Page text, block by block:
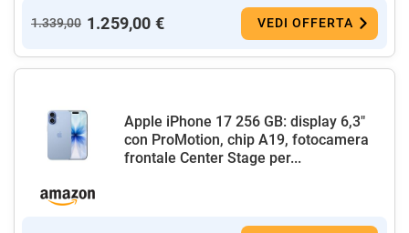
1.339,00 1.259,00 € VEDI OFFERTA
Apple iPhone 17 256 GB: display 6,3"
con ProMotion, chip A19, fotocamera
frontale Center Stage per...